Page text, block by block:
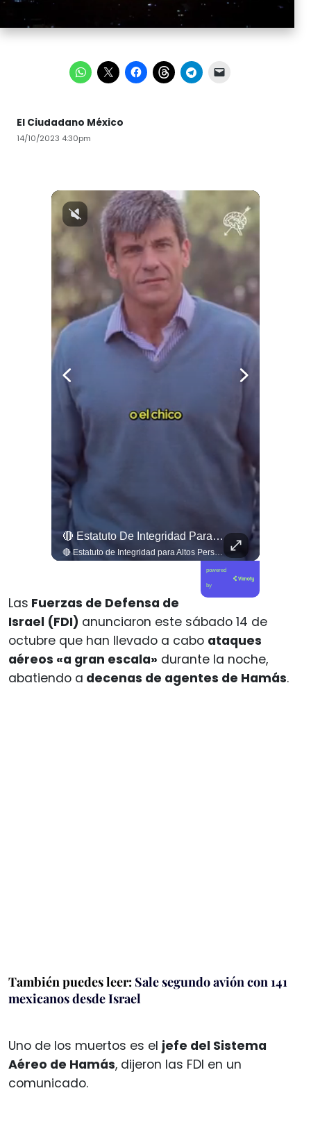
El Ciudadano México
14/10/2023 4:30pm
🔴 Estatuto De Integridad Para Altos Persecutores Del Estado, , ➡️ El Periodista Y Analista Patricio Mery Cuestionó Duramente Los Casos De Exautoridades E Inteligencia...
🔴 Estatuto de Integridad para Altos Persecutores del Estado ➡️ El periodista y analista Patricio Mery cuestionó duramente los casos de exautoridades e inteligencia que pasan a la defensa de imputados por narcotráfico y corrupción. Para frenar esta "puerta giratoria", planteó crear un Estatuto de Integridad con inhabilidad de cinco años para altos persecutores, evitando que usen información privilegiada del Estado a favor del crimen organizado. 🗣️📋 Revisa esta y otras noticias en www.elciudadano.com
powered
by
Las Fuerzas de Defensa de
Israel (FDI) anunciaron este sábado 14 de
octubre que han llevado a cabo ataques
aéreos «a gran escala» durante la noche,
abatiendo a decenas de agentes de Hamás.
También puedes leer: Sale segundo avión con 141
mexicanos desde Israel
Uno de los muertos es el jefe del Sistema
Aéreo de Hamás, dijeron las FDI en un
comunicado.